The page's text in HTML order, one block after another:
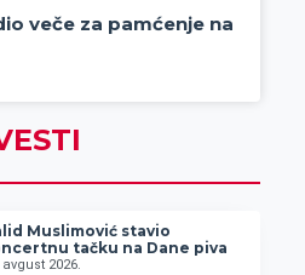
veče za pamćenje na
Muslimović stavio
tačku na Dane piva
avgust 2026.